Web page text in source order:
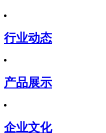
行业动态
产品展示
企业文化